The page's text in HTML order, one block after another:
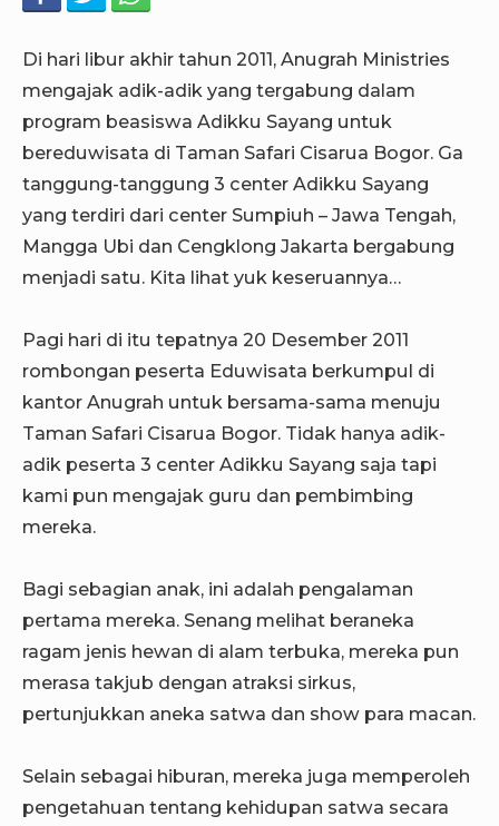
Di hari libur akhir tahun 2011, Anugrah Ministries
mengajak adik-adik yang tergabung dalam
program beasiswa Adikku Sayang untuk
bereduwisata di Taman Safari Cisarua Bogor. Ga
tanggung-tanggung 3 center Adikku Sayang
yang terdiri dari center Sumpiuh – Jawa Tengah,
Mangga Ubi dan Cengklong Jakarta bergabung
menjadi satu. Kita lihat yuk keseruannya…
Pagi hari di itu tepatnya 20 Desember 2011
rombongan peserta Eduwisata berkumpul di
kantor Anugrah untuk bersama-sama menuju
Taman Safari Cisarua Bogor. Tidak hanya adik-
adik peserta 3 center Adikku Sayang saja tapi
kami pun mengajak guru dan pembimbing
mereka.
Bagi sebagian anak, ini adalah pengalaman
pertama mereka. Senang melihat beraneka
ragam jenis hewan di alam terbuka, mereka pun
merasa takjub dengan atraksi sirkus,
pertunjukkan aneka satwa dan show para macan.
Selain sebagai hiburan, mereka juga memperoleh
pengetahuan tentang kehidupan satwa secara